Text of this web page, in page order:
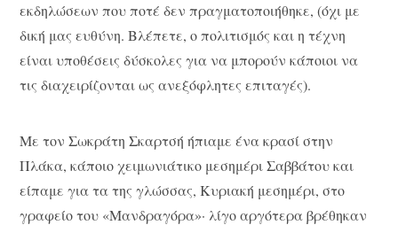
εκδηλώσεων που ποτέ δεν πραγματοποιήθηκε, (όχι με
δική μας ευθύνη. Βλέπετε, ο πολιτισμός και η τέχνη
είναι υποθέσεις δύσκολες για να μπορούν κάποιοι να
τις διαχειρίζονται ως ανεξόφλητες επιταγές).
Με τον Σωκράτη Σκαρτσή ήπιαμε ένα κρασί στην
Πλάκα, κάποιο χειμωνιάτικο μεσημέρι Σαββάτου και
είπαμε για τα της γλώσσας, Κυριακή μεσημέρι, στο
γραφείο του «Μανδραγόρα»· λίγο αργότερα βρέθηκαν